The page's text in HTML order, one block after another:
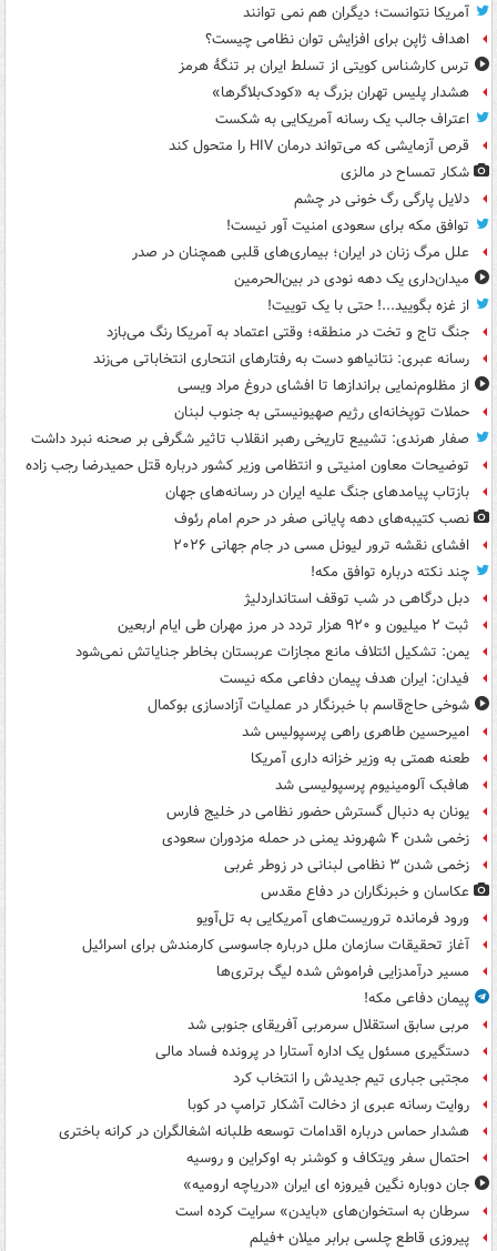
آمریکا نتوانست؛ دیگران هم نمی توانند
اهداف ژاپن برای افزایش توان نظامی چیست؟
ترس کارشناس کویتی از تسلط ایران بر تنگۀ هرمز
هشدار پلیس تهران بزرگ به «کودک‌بلاگرها»
اعتراف جالب یک رسانه آمریکایی به شکست
قرص آزمایشی که می‌تواند درمان HIV را متحول کند
شکار تمساح در مالزی
دلایل پارگی رگ خونی در چشم
توافق مکه برای سعودی امنیت آور نیست!
علل مرگ زنان در ایران؛ بیماری‌های قلبی همچنان در صدر
میدان‌داری یک دهه نودی در بین‌الحرمین
از غزه بگویید...! حتی با یک توییت!
جنگ تاج و تخت در منطقه؛ وقتی اعتماد به آمریکا رنگ می‌بازد
رسانه عبری: نتانیاهو دست به رفتارهای انتحاری انتخاباتی می‌زند
از مظلوم‌نمایی براندازها تا افشای دروغ مراد ویسی
حملات توپخانه‌ای رژیم صهیونیستی به جنوب لبنان
صفار هرندی: تشییع تاریخی رهبر انقلاب تاثیر شگرفی بر صحنه نبرد داشت
توضیحات معاون امنیتی و انتظامی وزیر کشور درباره قتل حمیدرضا رجب زاده
بازتاب پیامدهای جنگ علیه ایران در رسانه‌های جهان
نصب کتیبه‌های دهه پایانی صفر در حرم امام رئوف
افشای نقشه ترور لیونل مسی در جام جهانی ۲۰۲۶
چند نکته درباره توافق مکه!
دبل درگاهی در شب توقف استانداردلیژ
ثبت ۲ میلیون و ۹۲۰ هزار تردد در مرز مهران طی ایام اربعین
یمن: تشکیل ائتلاف مانع مجازات عربستان بخاطر جنایاتش نمی‌شود
فیدان: ایران هدف پیمان دفاعی مکه نیست
شوخی حاج‌قاسم با خبرنگار در عملیات آزادسازی بوکمال
امیرحسین طاهری راهی پرسپولیس شد
طعنه همتی به وزیر خزانه داری آمریکا
هافبک آلومینیوم پرسپولیسی شد
یونان به دنبال گسترش حضور نظامی در خلیج فارس
زخمی شدن ۴ شهروند یمنی در حمله مزدوران سعودی
زخمی شدن ۳ نظامی لبنانی در زوطر غربی
عکاسان و خبرنگاران در دفاع مقدس
ورود فرمانده تروریست‌های آمریکایی به تل‌آویو
آغاز تحقیقات سازمان ملل درباره جاسوسی کارمندش برای اسرائیل
مسیر درآمدزایی فراموش شده لیگ برتری‌ها
پیمان دفاعی مکه!
مربی سابق استقلال سرمربی آفریقای جنوبی شد
دستگیری مسئول یک اداره آستارا در پرونده فساد مالی
مجتبی جباری تیم جدیدش را انتخاب کرد
روایت رسانه عبری از دخالت آشکار ترامپ در کوبا
هشدار حماس درباره اقدامات توسعه طلبانه اشغالگران در کرانه باختری
احتمال سفر ویتکاف و کوشنر به اوکراین و روسیه
جان دوباره نگین فیروزه ای ایران «دریاچه ارومیه»
سرطان به استخوان‌های «بایدن» سرایت کرده است
پیروزی قاطع چلسی برابر میلان +فیلم